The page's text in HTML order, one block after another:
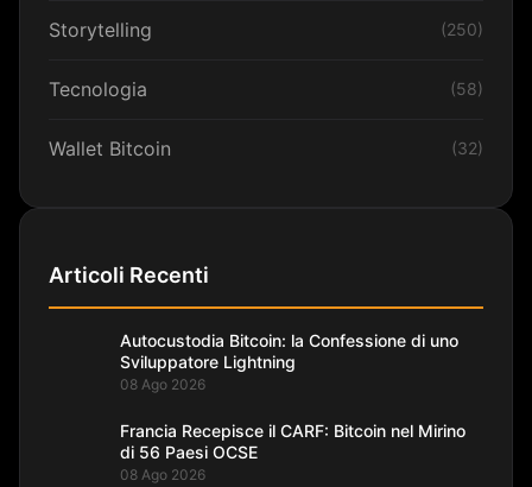
Storytelling (250)
Tecnologia (58)
Wallet Bitcoin (32)
Articoli Recenti
Autocustodia Bitcoin: la Confessione di uno
Sviluppatore Lightning
08 Ago 2026
Francia Recepisce il CARF: Bitcoin nel Mirino
di 56 Paesi OCSE
08 Ago 2026